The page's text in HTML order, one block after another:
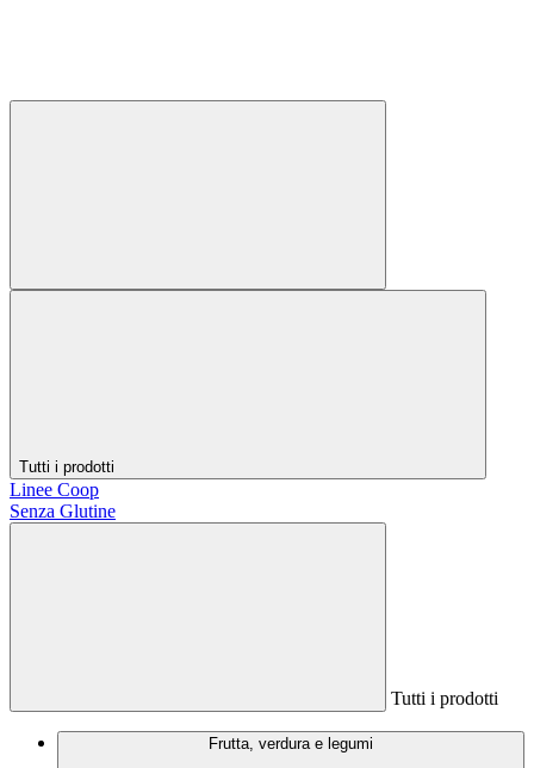
Tutti i prodotti
Linee Coop
Senza Glutine
Tutti i prodotti
Frutta, verdura e legumi